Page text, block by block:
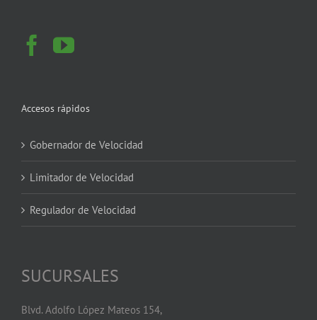
Accesos rápidos
Gobernador de Velocidad
Limitador de Velocidad
Regulador de Velocidad
SUCURSALES
Blvd. Adolfo López Mateos 154,